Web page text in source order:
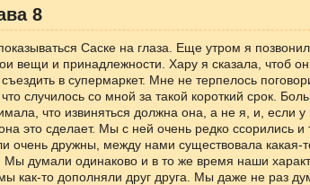
8
Саске на глаза. Еще утром я
вещи и принадлежности. Хару я сказала, чтоб
в супермаркет. Мне не терпелось
случилось со мной за такой короткий срок.
что извиняться должна она, а не я, и, если у
это сделает. Мы с ней очень редко ссорились и
дружны, между нами существовала какая-
Мы думали одинаково и в то же время наши
как-то дополняли друг друга. Мы даже не раз